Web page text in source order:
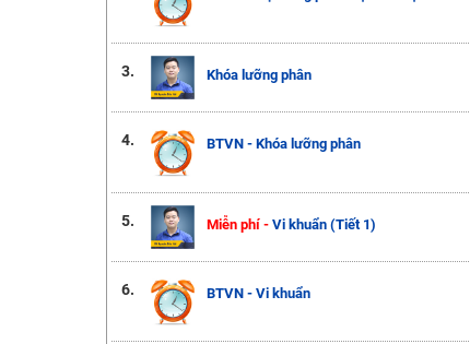
3. Khóa lưỡng phân
4. BTVN - Khóa lưỡng phân
5. Miễn phí - Vi khuẩn (Tiết 1)
6. BTVN - Vi khuẩn